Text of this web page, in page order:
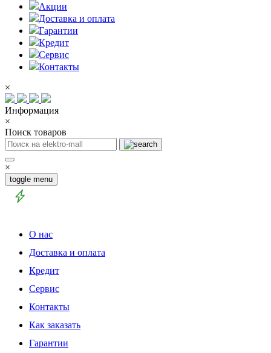
Акции
Доставка и оплата
Гарантии
Кредит
Сервис
Контакты
×
Информация
×
Поиск товаров
×
toggle menu
О нас
Доставка и оплата
Кредит
Сервис
Контакты
Как заказать
Гарантии